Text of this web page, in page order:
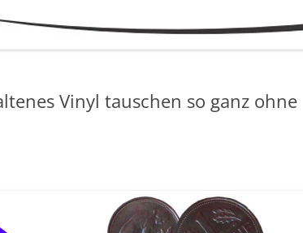
Vinyl tauschen so ganz ohne